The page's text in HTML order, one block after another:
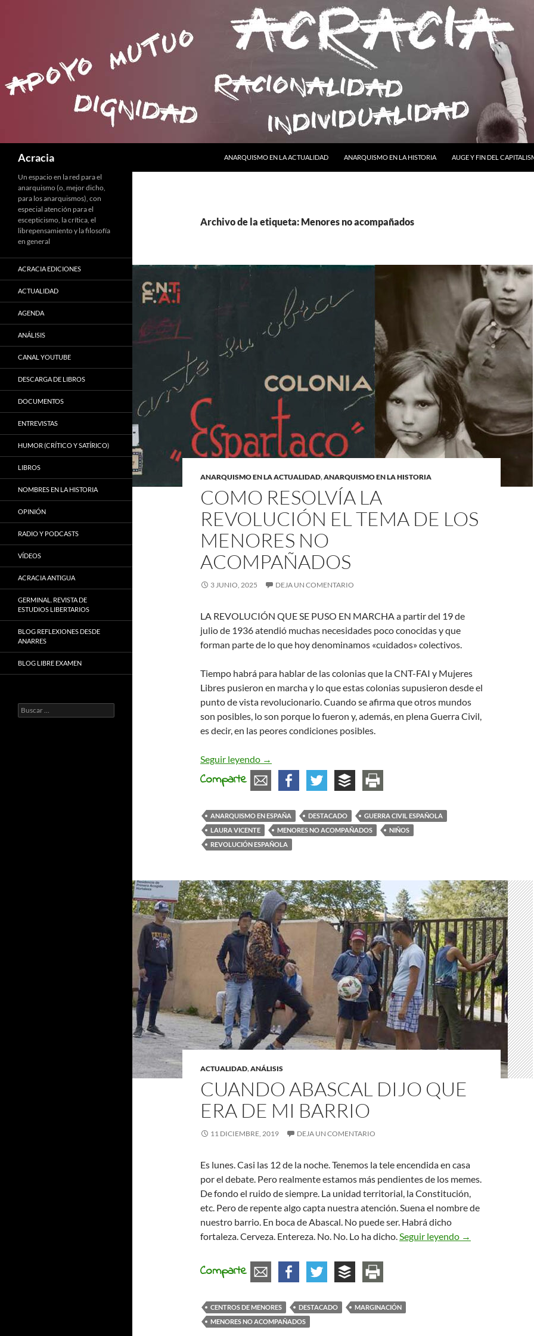
Acracia
ANARQUISMO EN LA ACTUALIDAD
ANARQUISMO EN LA HISTORIA AUGE Y FIN DEL
Archivo de la etiqueta: Menores no acompañados
ANARQUISMO EN LA ACTUALIDAD,ANARQUISMO EN LA HISTORIA
COMO RESOLVÍA LA
REVOLUCIÓN EL TEMA DE LOS
MENORES NO
ACOMPAÑADOS
3 JUNIO, 2025 DEJA UN COMENTARIO
LA REVOLUCIÓN QUE SE PUSO EN MARCHA a partir del 19 de
julio de 1936 atendió muchas necesidades poco conocidas y que
forman parte de lo que hoy denominamos «cuidados» colectivos.
Tiempo habrá para hablar de las colonias que la CNT-FAI y Mujeres
Libres pusieron en marcha y lo que estas colonias supusieron desde el
punto de vista revolucionario. Cuando se afirma que otros mundos
son posibles, lo son porque lo fueron y, además, en plena Guerra Civil,
es decir, en las peores condiciones posibles.
Seguir leyendo Como resolvía la Revolución el tema de los menores no
→
Comparte
ANARQUISMO EN ESPAÑA DESTACADO
GUERRA CIVIL ESPAÑOLA
LAURA VICENTE
MENORES NO ACOMPAÑADOS
NIÑOS
REVOLUCIÓN ESPAÑOLA
ACTUALIDAD,ANÁLISIS
CUANDO ABASCAL DIJO QUE
ERA DE MI BARRIO
11 DICIEMBRE, 2019 DEJA UN COMENTARIO
Es lunes. Casi las 12 de la noche. Tenemos la tele encendida en casa
por el debate. Pero realmente estamos más pendientes de los memes.
De fondo el ruido de siempre. La unidad territorial, la Constitución,
etc. Pero de repente algo capta nuestra atención. Suena el nombre de
nuestro barrio. En boca de Abascal. No puede ser. Habrá dicho
fortaleza. Cerveza. Entereza. No. No. Lo ha dicho.Seguir leyendo Cuando Abascal
→
Comparte
CENTROS DE MENORES DESTACADO
MARGINACIÓN
MENORES NO ACOMPAÑADOS
Un espacio en la red para el
anarquismo (o, mejor dicho,
para los anarquismos), con
especial atención para el
escepticismo, la crítica, el
librepensamiento y la filosofía
en general
ACRACIA EDICIONES
ACTUALIDAD
AGENDA
ANÁLISIS
CANAL YOUTUBE
DESCARGA DE LIBROS
DOCUMENTOS
ENTREVISTAS
HUMOR (CRÍTICO Y SATÍRICO)
LIBROS
NOMBRES EN LA HISTORIA
OPINIÓN
RADIO Y PODCASTS
VÍDEOS
ACRACIA ANTIGUA
GERMINAL. REVISTA DE
ESTUDIOS LIBERTARIOS
BLOG REFLEXIONES DESDE
ANARRES
BLOG LIBRE EXAMEN
Buscar: